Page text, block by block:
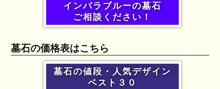
インパラブルーの墓石
ご相談ください！
墓石の価格表はこちら
墓石の値段・人気デザイン
ベスト３０